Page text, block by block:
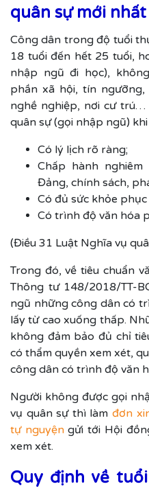
quân sự mới nhất
Công dân trong độ tuổi
18 tuổi đến hết 25 tuổi,
nhập ngũ đi học),
phần xã hội, tín
nghề nghiệp, nơi cư
quân sự (gọi nhập ngũ)
Có lý lịch rõ ràng;
Chấp hành
Đảng, chính sách,
Có đủ sức khỏe
Có trình độ văn hóa
(Điều 31 Luật Nghĩa vụ
Trong đó, về tiêu chuẩn
Thông tư 148/2018/TT-
ngũ những công dân có
lấy từ cao xuống thấp.
không đảm bảo đủ chỉ
có thẩm quyền xem xét,
công dân có trình độ văn
Người không được gọi
vụ quân sự thì làm đơn
tự nguyệngửi tới Hội
xem xét.
Quy định về